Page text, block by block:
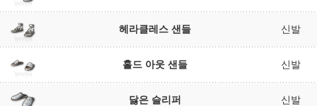
헤라클레스 샌들 신발
홀드 아웃 샌들 신발
닳은 슬리퍼 신발